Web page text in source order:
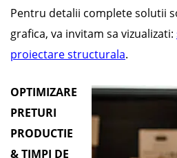
Pentru detalii complete solutii
grafica, va invitam sa vizualizati:
proiectare structurala.
OPTIMIZARE
PRETURI
PRODUCTIE
& TIMPI DE